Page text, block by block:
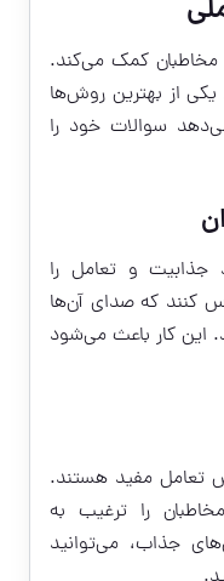
مخاطبان کمک می‌کند.
یکی از بهترین روش‌ها
سوالات خود را
و تعامل را
کنند که صدای آن‌ها
این کار باعث می‌شود
تعامل مفید هستند.
را ترغیب به
جذاب، می‌توانید